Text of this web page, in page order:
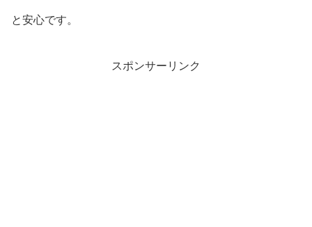
と安心です。
スポンサーリンク